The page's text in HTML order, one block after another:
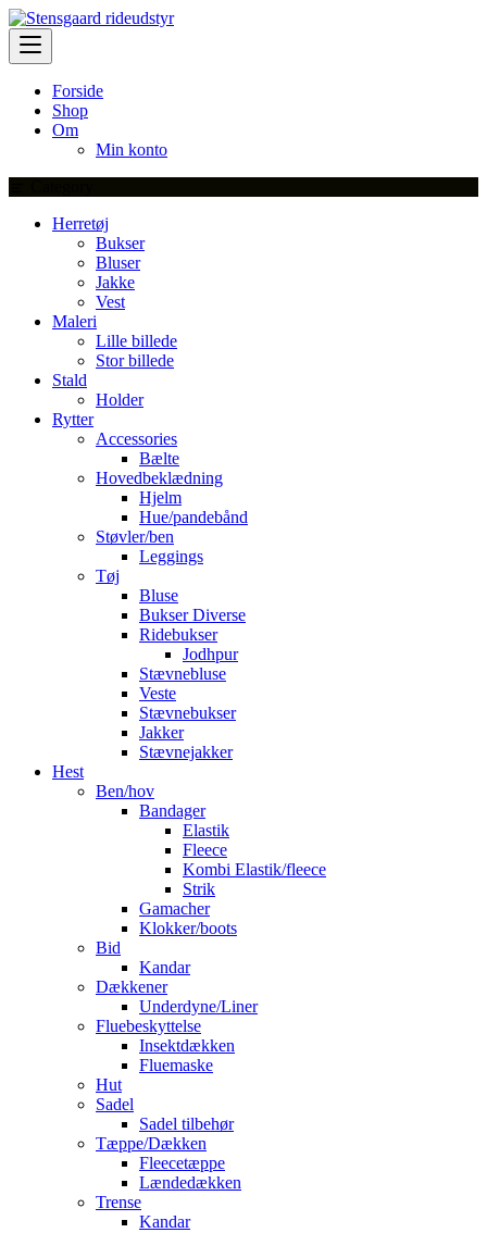
Skip
to
content
Forside
Shop
Om
Min konto
Herretøj
Bukser
Bluser
Jakke
Vest
Maleri
Lille billede
Stor billede
Stald
Holder
Rytter
Accessories
Bælte
Hovedbeklædning
Hjelm
Hue/pandebånd
Støvler/ben
Leggings
Tøj
Bluse
Bukser Diverse
Ridebukser
Jodhpur
Stævnebluse
Veste
Stævnebukser
Jakker
Stævnejakker
Hest
Ben/hov
Bandager
Elastik
Fleece
Kombi Elastik/fleece
Strik
Gamacher
Klokker/boots
Bid
Kandar
Dækkener
Underdyne/Liner
Fluebeskyttelse
Insektdækken
Fluemaske
Hut
Sadel
Sadel tilbehør
Tæppe/Dækken
Fleecetæppe
Lændedækken
Trense
Kandar